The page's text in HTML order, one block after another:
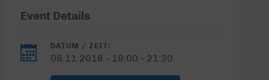
Event Details
DATUM / ZEIT:
08.11.2018 - 19:00 - 21:30